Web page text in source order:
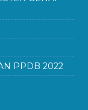
PPDB 2022